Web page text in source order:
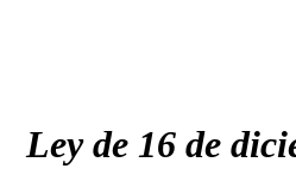
Ley de 16 de